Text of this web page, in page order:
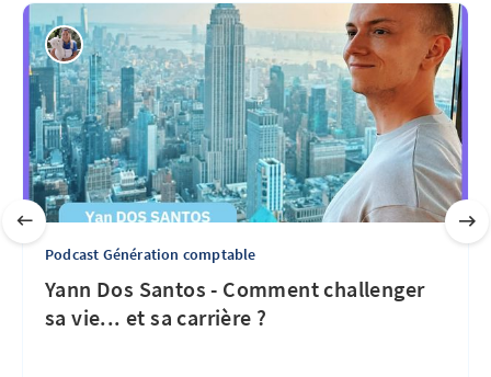
Podcast Génération comptable
Yann Dos Santos - Comment challenger
sa vie... et sa carrière ?